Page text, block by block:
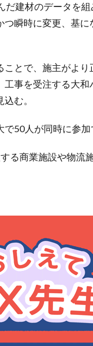
建材のデータを組
つ瞬時に変更、基
とで、施主がよ
事を受注する大
む。
50人が同時に参加
る商業施設や物流